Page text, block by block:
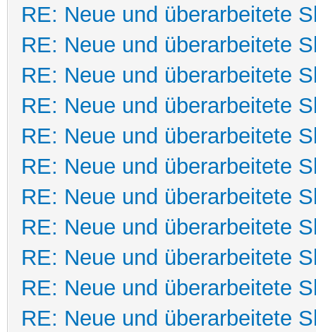
RE: Neue und überarbeitete
RE: Neue und überarbeitete
RE: Neue und überarbeitete
RE: Neue und überarbeitete
RE: Neue und überarbeitete
RE: Neue und überarbeitete
RE: Neue und überarbeitete
RE: Neue und überarbeitete
RE: Neue und überarbeitete
RE: Neue und überarbeitete
RE: Neue und überarbeitete